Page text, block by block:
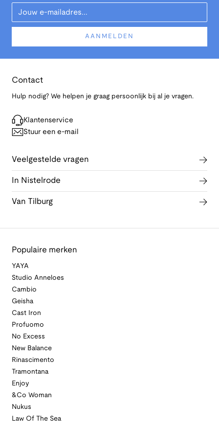
Your Email
AANMELDEN
Contact
Hulp nodig? We helpen je graag persoonlijk bij al je vragen.
Klantenservice
Stuur een e-mail
Veelgestelde vragen
In Nistelrode
Van Tilburg
Populaire merken
YAYA
Studio Anneloes
Cambio
Geisha
Cast Iron
Profuomo
No Excess
New Balance
Rinascimento
Tramontana
Enjoy
&Co Woman
Nukus
Law Of The Sea